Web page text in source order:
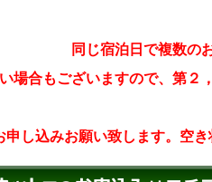
同じ宿泊日で複数の
場合もございますので、第
申し込みお願い致します。空